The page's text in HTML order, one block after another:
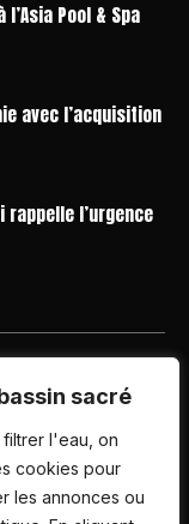
sacré
filtrer l'eau, on
cookies pour
les annonces ou
Pool & Spa
avec l’acquisition
rappelle l’urgence